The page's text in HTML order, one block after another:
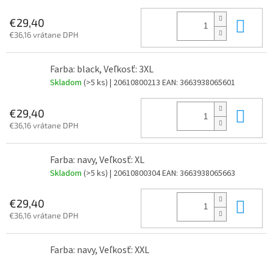
€29,40
€36,16 vrátane DPH
Farba: black, Veľkosť: 3XL
Skladom (>5 ks) | 20610800213 EAN: 3663938065601
€29,40
€36,16 vrátane DPH
Farba: navy, Veľkosť: XL
Skladom (>5 ks) | 20610800304EAN: 3663938065663
€29,40
€36,16 vrátane DPH
Farba: navy, Veľkosť: XXL